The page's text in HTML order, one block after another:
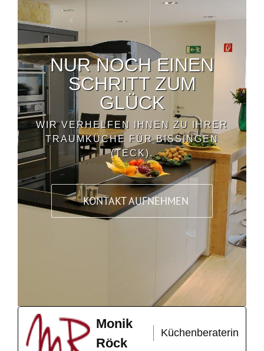
NUR NOCH EINEN
SCHRITT ZUM
GLÜCK
WIR VERHELFEN IHNEN ZU IHRER
TRAUMKÜCHE FÜR BISSINGEN
(TECK).
KONTAKT AUFNEHMEN
Monik
Röck
Küchenberaterin